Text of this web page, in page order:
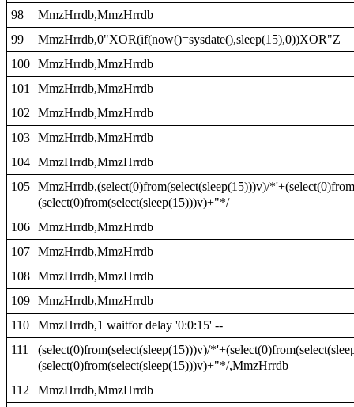
98
MmzHrrdb,MmzHrrdb
99
MmzHrrdb,0"XOR(if(now()=sysdate(),sleep(15),0))XOR"Z
100 MmzHrrdb,MmzHrrdb
101
MmzHrrdb,MmzHrrdb
102
MmzHrrdb,MmzHrrdb
103 MmzHrrdb,MmzHrrdb
104 MmzHrrdb,MmzHrrdb
105 MmzHrrdb,(select(0)from(select(sleep(15)))v)/
(select(0)from(select(sleep(15)))v)+"*/
106 MmzHrrdb,MmzHrrdb
107 MmzHrrdb,MmzHrrdb
108 MmzHrrdb,MmzHrrdb
109 MmzHrrdb,MmzHrrdb
110
MmzHrrdb,1 waitfor delay '0:0:15' --
111
(select(0)from(select(sleep(15)))v)/
(select(0)from(select(sleep(15)))v)+"*/,MmzHrrdb
112
MmzHrrdb,MmzHrrdb